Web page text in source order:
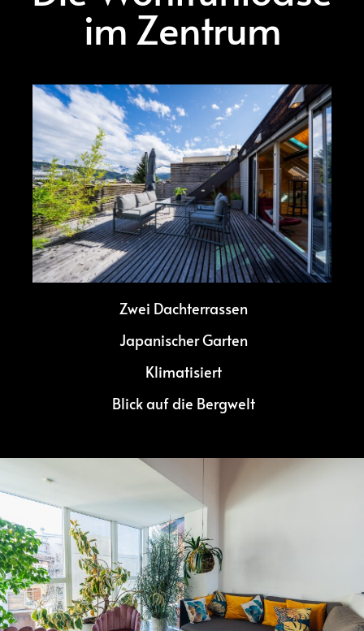
im Zentrum
Zwei Dachterrassen
Japanischer Garten
Klimatisiert
Blick auf die Bergwelt